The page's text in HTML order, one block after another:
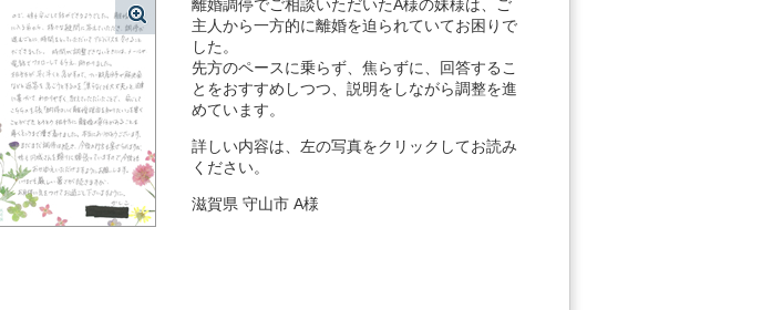
離婚調停でご相談いただいたA様の妹様は、ご
主人から一方的に離婚を迫られていてお困りで
した。
先方のペースに乗らず、焦らずに、回答するこ
とをおすすめしつつ、説明をしながら調整を進
めています。
詳しい内容は、左の写真をクリックしてお読み
ください。
滋賀県 守山市 A様